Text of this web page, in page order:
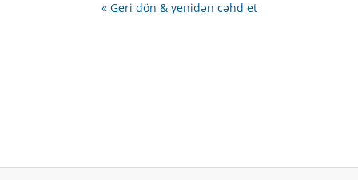
« Geri dön & yenidən cəhd et